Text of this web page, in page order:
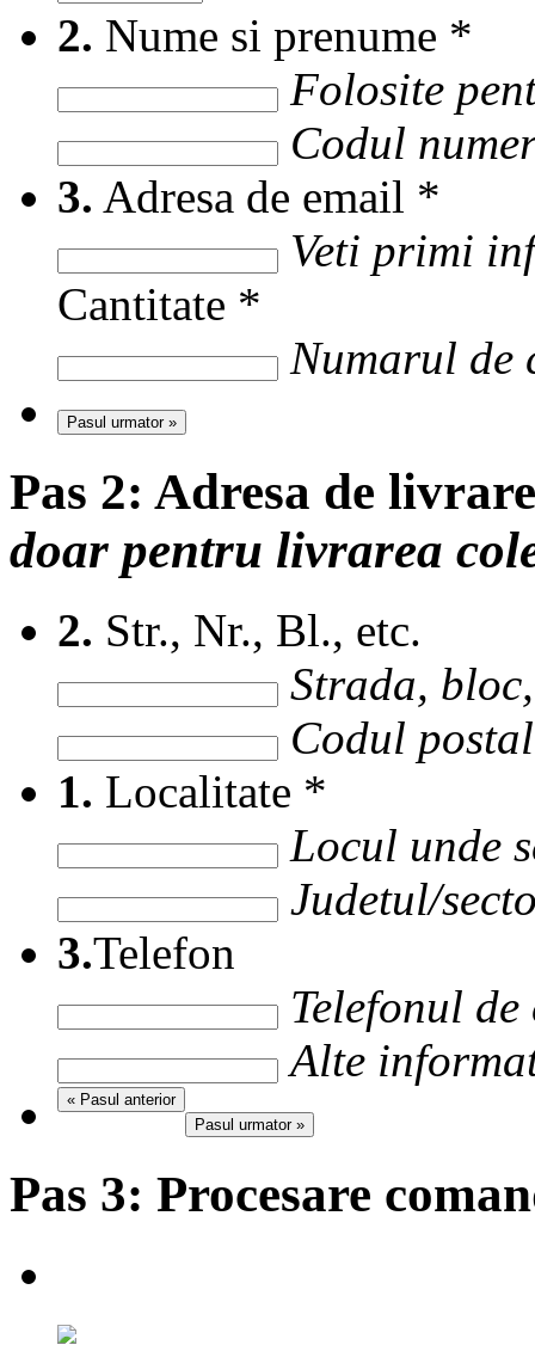
2. Nume si prenume *
Folosite
Codul
3. Adresa de email *
Veti primi
Cantitate *
Numarul de
Pasul urmator »
Pas 2: Adresa de
doar pentru livrarea
2. Str., Nr., Bl., etc.
Strada,
Codul
1. Localitate *
Locul unde
Judetul/
3.Telefon
Telefonul
Alte
« Pasul anterior
Pasul urmator »
Pas 3: Procesare